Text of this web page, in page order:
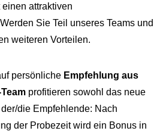
attraktiven
Sie Teil unseres Teams und
weiteren Vorteilen.
persönliche Empfehlung aus
profitieren sowohl das neue
die Empfehlende: Nach
der Probezeit wird ein Bonus in